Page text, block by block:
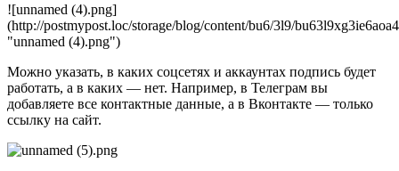
![unnamed (4).png]
(http://postmypost.loc/storage/blog/content/bu6/3l9/
"unnamed (4).png")
Можно указать, в каких соцсетях и аккаунтах подпись будет
работать, а в каких — нет. Например, в Телеграм вы
добавляете все контактные данные, а в Вконтакте — только
ссылку на сайт.